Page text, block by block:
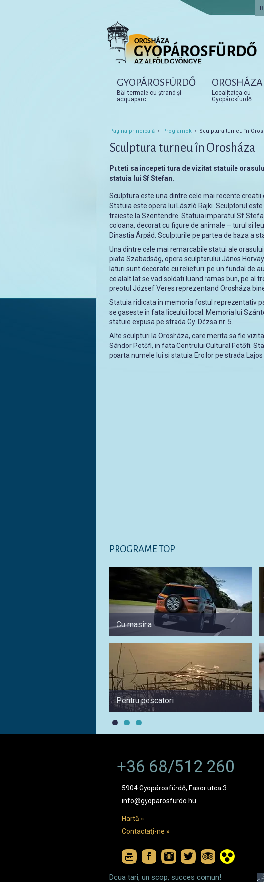
Tovább az elsődleges tartalomra
Tovább a másodlagos tartalomra
GYOPÁROSFÜRDŐ
Băi termale cu ștrand și
acquaparc
OROSHÁZA
Localitatea cu
Gyopárosfürdő
Pagina principală › Programok › Sculptura turneu în
Sculptura turneu în Orosháza
Puteti sa incepeti tura de vizitat statuile
statuia lui Sf Stefan.
Sculptura este una dintre cele mai recente creatii
Statuia este opera lui László Rajki. Sculptorul
traieste la Szentendre. Statuia imparatul Sf
coloana, decorat cu figure de animale – turul si
Dinastia Árpád. Sculpturile pe partea de baza a
Una dintre cele mai remarcabile statui ale
piata Szabadság, opera sculptorului János
laturi sunt decorate cu reliefuri: pe un fundal de
celalalt lat se vad soldati luand ramas bun, pe al
preotul József Veres reprezentand Orosháza
Statuia ridicata in memoria fostul reprezentativ
se gaseste in fata liceului local. Memoria lui
statuie expusa pe strada Gy. Dózsa nr. 5.
Alte sculpturi la Orosháza, care merita sa fie
Sándor Petőfi, in fata Centrului Cultural Petőfi.
poarta numele lui si statuia Eroilor pe strada Lajos
PROGRAME TOP
Cu masina
Pentru pescatori
+36 68/512 260
5904 Gyopárosfürdő, Fasor utca 3.
info@gyoparosfurdo.hu
Hartă »
Contactaţi-ne »
Doua tari, un scop, succes comun!